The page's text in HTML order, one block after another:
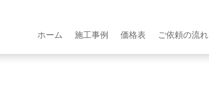
ホーム 施工事例 価格表 ご依頼の流れ